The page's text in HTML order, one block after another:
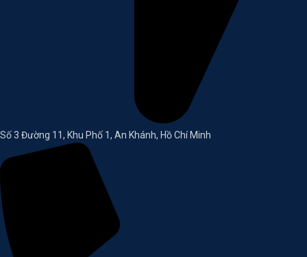
Số 3 Đường 11, Khu Phố 1, An Khánh, Hồ Chí Minh